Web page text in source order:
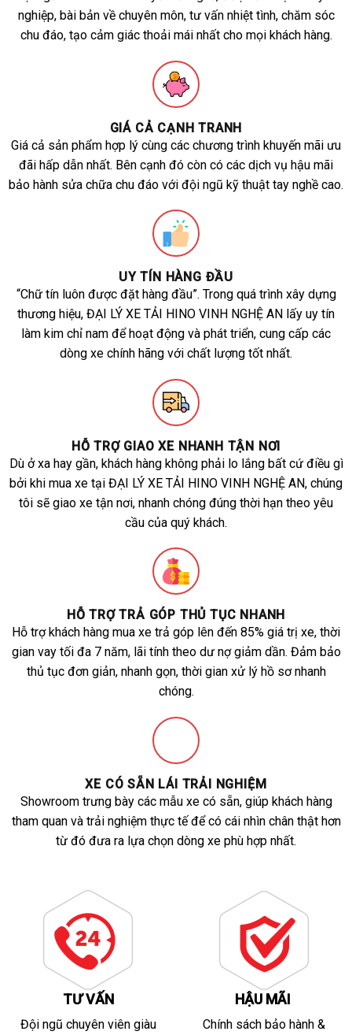
nghiệp, bài bản về chuyên môn, tư vấn nhiệt tình, chăm sóc
chu đáo, tạo cảm giác thoải mái nhất cho mọi khách hàng.
GIÁ CẢ CẠNH TRANH
Giá cả sản phẩm hợp lý cùng các chương trình khuyến mãi ưu
đãi hấp dẫn nhất. Bên cạnh đó còn có các dịch vụ hậu mãi
bảo hành sửa chữa chu đáo với đội ngũ kỹ thuật tay nghề cao.
UY TÍN HÀNG ĐẦU
“Chữ tín luôn được đặt hàng đầu”. Trong quá trình xây dựng
thương hiệu, ĐẠI LÝ XE TẢI HINO VINH NGHỆ AN lấy uy tín
làm kim chỉ nam để hoạt động và phát triển, cung cấp các
dòng xe chính hãng với chất lượng tốt nhất.
HỖ TRỢ GIAO XE NHANH TẬN NƠI
Dù ở xa hay gần, khách hàng không phải lo lắng bất cứ điều gì
bởi khi mua xe tại ĐẠI LÝ XE TẢI HINO VINH NGHỆ AN, chúng
tôi sẽ giao xe tận nơi, nhanh chóng đúng thời hạn theo yêu
cầu của quý khách.
HỖ TRỢ TRẢ GÓP THỦ TỤC NHANH
Hỗ trợ khách hàng mua xe trả góp lên đến 85% giá trị xe, thời
gian vay tối đa 7 năm, lãi tính theo dư nợ giảm dần. Đảm bảo
thủ tục đơn giản, nhanh gọn, thời gian xử lý hồ sơ nhanh
chóng.
XE CÓ SẴN LÁI TRẢI NGHIỆM
Showroom trưng bày các mẫu xe có sẵn, giúp khách hàng
tham quan và trải nghiệm thực tế để có cái nhìn chân thật hơn
từ đó đưa ra lựa chọn dòng xe phù hợp nhất.
TƯ VẤN
Đội ngũ chuyên viên giàu
HẬU MÃI
Chính sách bảo hành &